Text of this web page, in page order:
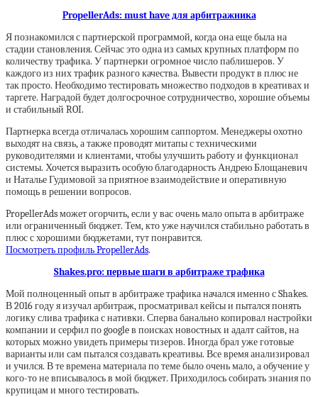
PropellerAds: must have для арбитражника
Я познакомился с партнерской программой, когда она еще была на
стадии становления. Сейчас это одна из самых крупных платформ по
количеству трафика. У партнерки огромное число паблишеров. У
каждого из них трафик разного качества. Вывести продукт в плюс не
так просто. Необходимо тестировать множество подходов в креативах и
таргете. Наградой будет долгосрочное сотрудничество, хорошие объемы
и стабильный ROI.
Партнерка всегда отличалась хорошим саппортом. Менеджеры охотно
выходят на связь, а также проводят митапы с техническими
руководителями и клиентами, чтобы улучшить работу и функционал
системы. Хочется выразить особую благодарность Андрею Блощаневич
и Наталье Гудимовой за приятное взаимодействие и оперативную
помощь в решении вопросов.
PropellerAds может огорчить, если у вас очень мало опыта в арбитраже
или ограниченный бюджет. Тем, кто уже научился стабильно работать в
плюс с хорошими бюджетами, тут понравится.
Посмотреть профиль PropellerAds.
Shakes.pro: первые шаги в арбитраже трафика
Мой полноценный опыт в арбитраже трафика начался именно с Shakes.
В 2016 году я изучал арбитраж, просматривал кейсы и пытался понять
логику слива трафика с нативки. Сперва банально копировал настройки
компании и серфил по google в поисках новостных и адалт сайтов, на
которых можно увидеть примеры тизеров. Иногда брал уже готовые
варианты или сам пытался создавать креативы. Все время анализировал
и учился. В те времена материала по теме было очень мало, а обучение у
кого-то не вписывалось в мой бюджет. Приходилось собирать знания по
крупицам и много тестировать.